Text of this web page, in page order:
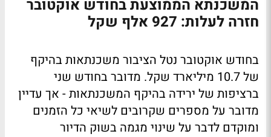
המשכנתא הממוצעת בחודש אוקטובר
חזרה לעלות: 927 אלף שקל
בחודש אוקטובר נטל הציבור משכנתאות בהיקף
של 10.7 מיליארד שקל. מדובר בחודש שני
ברציפות של ירידה בהיקף המשכנתאות - אך עדיין
מדובר על מספרים שקרובים לשיאי כל הזמנים
ומוקדם לדבר על שינוי מגמה בשוק הדיור